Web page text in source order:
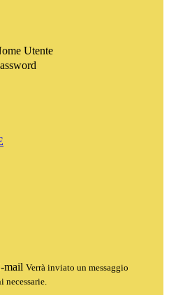
Utente
mail Verrà inviato un messaggio